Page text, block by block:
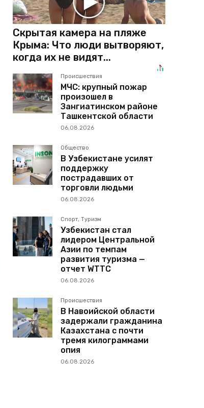
Скрытая камера на пляже
Крыма: Что люди вытворяют,
когда их не видят...
Происшествия
МЧС: крупный пожар
произошел в
Зангиатинском районе
Ташкентской области
06.08.2026
Общество
В Узбекистане усилят
поддержку
пострадавших от
торговли людьми
06.08.2026
Спорт, Туризм
Узбекистан стал
лидером Центральной
Азии по темпам
развития туризма —
отчет WTTC
06.08.2026
Происшествия
В Навоийской области
задержали гражданина
Казахстана с почти
тремя килограммами
опия
06.08.2026